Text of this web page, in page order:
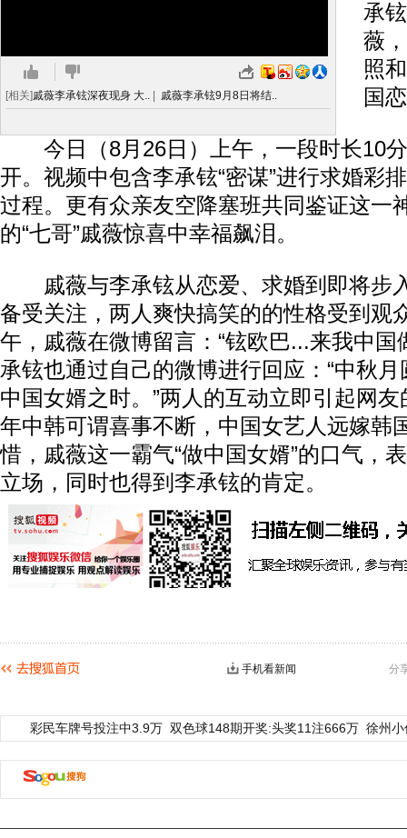
[相关]戚薇李承铉深夜现身 大.. 戚薇李承铉9月8日将结..
承
薇
照
国
今日（8月26日）上午，一段时长10分
开。视频中包含李承铉“密谋”进行求婚彩
过程。更有众亲友空降塞班共同鉴证这一
的“七哥”戚薇惊喜中幸福飙泪。
戚薇与李承铉从恋爱、求婚到即将步
备受关注，两人爽快搞笑的的性格受到观
午，戚薇在微博留言：“铉欧巴...来我中国
承铉也通过自己的微博进行回应：“中秋
中国女婿之时。”两人的互动立即引起网
年中韩可谓喜事不断，中国女艺人远嫁韩
惜，戚薇这一霸气“做中国女婿”的口气，
立场，同时也得到李承铉的肯定。
分
手机看新闻
彩民车牌号投注中3.9万 双色球148期开奖:头奖11注666万 徐州